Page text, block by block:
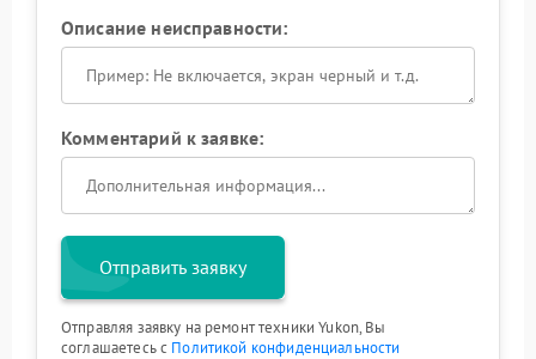
Описание неисправности:
Комментарий к заявке:
Отправить заявку
Отправляя заявку на ремонт техники Yukon, Вы
соглашаетесь с Политикой конфиденциальности